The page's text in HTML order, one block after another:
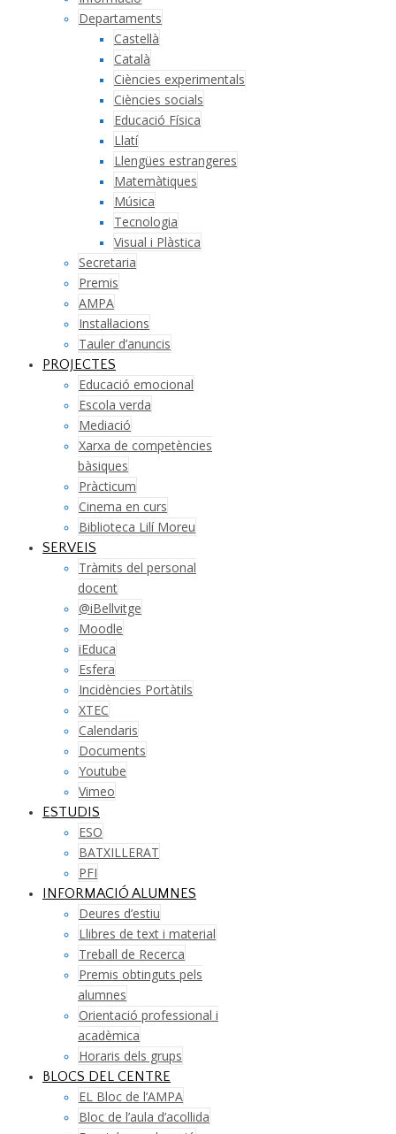
Departaments
Castellà
Català
Ciències experimentals
Ciències socials
Educació Física
Llatí
Llengües estrangeres
Matemàtiques
Música
Tecnologia
Visual i Plàstica
Secretaria
Premis
AMPA
Instal·lacions
Tauler d’anuncis
PROJECTES
Educació emocional
Escola verda
Mediació
Xarxa de competències
bàsiques
Pràcticum
Cinema en curs
Biblioteca Lilí Moreu
SERVEIS
Tràmits del personal
docent
@iBellvitge
Moodle
iEduca
Esfera
Incidències Portàtils
XTEC
Calendaris
Documents
Youtube
Vimeo
ESTUDIS
ESO
BATXILLERAT
PFI
INFORMACIÓ ALUMNES
Deures d’estiu
Llibres de text i material
Treball de Recerca
Premis obtinguts pels
alumnes
Orientació professional i
acadèmica
Horaris dels grups
BLOCS DEL CENTRE
EL Bloc de l’AMPA
Bloc de l’aula d’acollida